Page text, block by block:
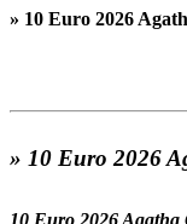
» 10 Euro 2026
» 10 Euro 2026
10 Euro 2026